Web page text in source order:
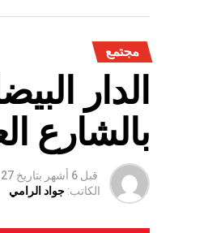
مجتمع
الدار
بالشارع
قبل 6 أشهر بتاريخ 27 يناير 2026
الكاتب: جواد الرامي